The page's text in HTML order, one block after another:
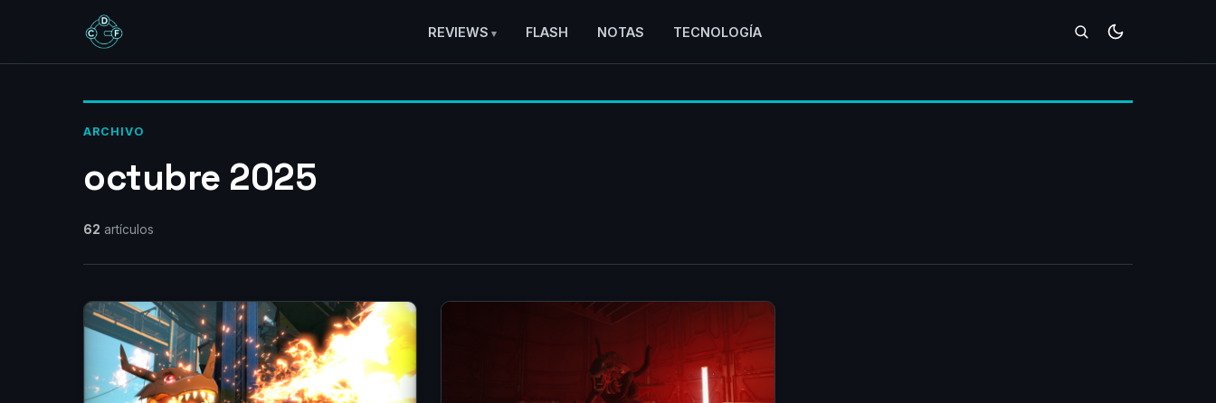
REVIEWS FLASH NOTAS TECNOLOGÍA
ARCHIVO
octubre 2025
62 artículos